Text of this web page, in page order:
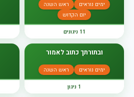
ימים נוראים
ראש השנה
יום הקדוש
11 ניגונים
ובתורתך כתוב לאמור
ימים נוראים ראש השנה
1 ניגון